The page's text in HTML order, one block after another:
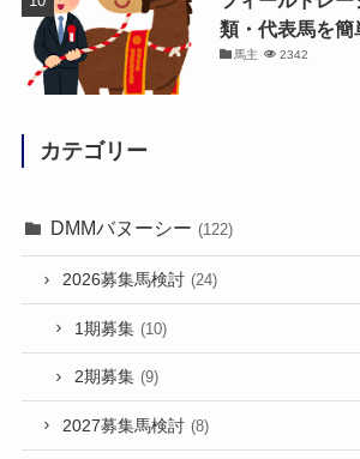
類・代表馬を簡
馬主 2342
カテゴリー
DMMバヌーシー (122)
2026募集馬検討 (24)
1期募集 (10)
2期募集 (9)
2027募集馬検討 (8)